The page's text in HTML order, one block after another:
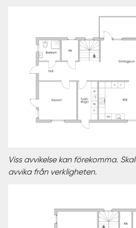
Viss avvikelse kan förekomma.
avvika från verkligheten.